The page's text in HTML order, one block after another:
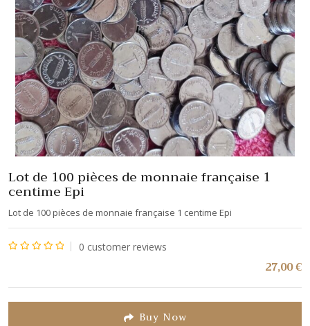
Lot de 100 pièces de monnaie française 1
centime Epi
Lot de 100 pièces de monnaie française 1 centime Epi
0 customer reviews
27,00€
Buy Now